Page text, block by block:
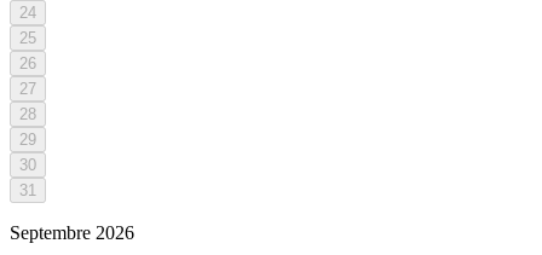
24
25
26
27
28
29
30
31
Septembre 2026